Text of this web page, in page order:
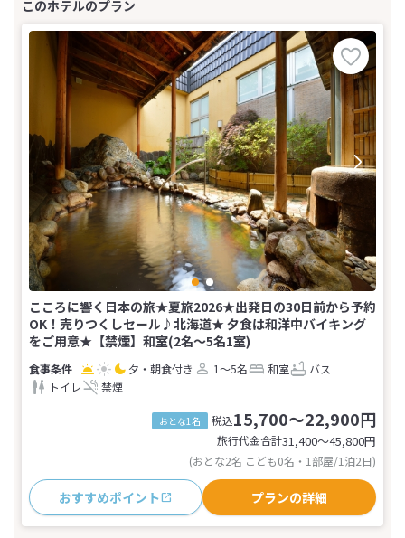
こころに響く日本の旅★夏旅2026★出発日の30日前から予約
OK！売りつくしセール♪北海道★ 夕食は和洋中バイキング
をご用意★【禁煙】和室(2名～5名1室)
夕・朝食付き 1～5名 和室
バス
トイレ
禁煙
おとな1名 税込15,700～22,900円
旅行代金合計31,400〜45,800円
(おとな2名 こども0名・1部屋/1泊2日)
おすすめポイント プランの詳細